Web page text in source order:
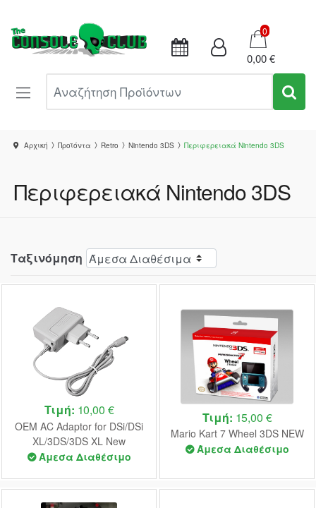
Καλάθι
0
0,00 €
Αρχική Προϊόντα Retro Nintendo 3DS Περιφερειακά Nintendo 3DS
Περιφερειακά Nintendo 3DS
Ταξινόμηση
Τιμή: 10,00 €
OEM AC Adaptor for DSi/DSi
XL/3DS/3DS XL New
Άμεσα Διαθέσιμο
Τιμή: 15,00 €
Mario Kart 7 Wheel 3DS NEW
Άμεσα Διαθέσιμο